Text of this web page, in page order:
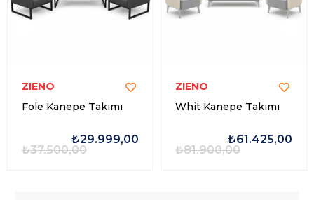
ZIENO
Fole Kanepe Takımı
₺29.999,00
₺37.500,00
ZIENO
Whit Kanepe Takımı
₺61.425,00
₺81.900,00